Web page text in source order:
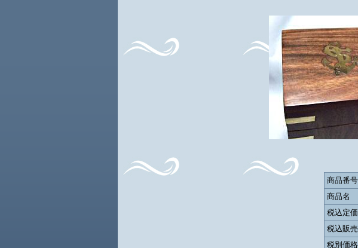
商品番号
商品名
税込定価
税込販
税別価格